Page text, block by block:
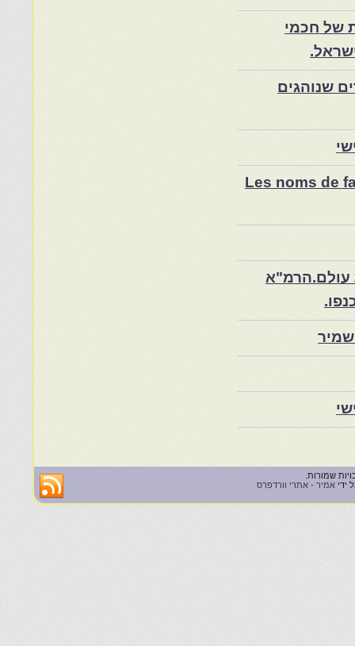
של חכמי
שנוהגים
Les noms de
עולם.הרמ"א
ידי אמיר - אתרי וורדפרס